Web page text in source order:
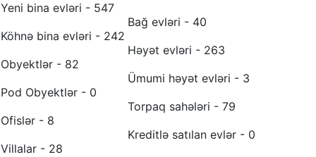
Yeni bina evləri - 547
Köhnə bina evləri - 242
Obyektlər - 82
Pod Obyektlər - 0
Ofislər - 8
Villalar - 28
Bağ evləri - 40
Həyət evləri - 263
Ümumi həyət evləri - 3
Torpaq sahələri - 79
Kreditlə satılan evlər - 0